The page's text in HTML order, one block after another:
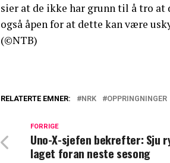
sier at de ikke har grunn til å tro at
også åpen for at dette kan være
(©NTB)
RELATERTE EMNER: NRK OPPRINGNINGER
FORRIGE
Uno-X-sjefen bekrefter: Sju
laget foran neste sesong